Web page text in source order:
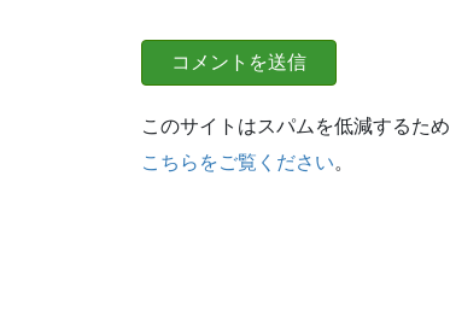
このサイトはスパムを低減するた
こちらをご覧ください。